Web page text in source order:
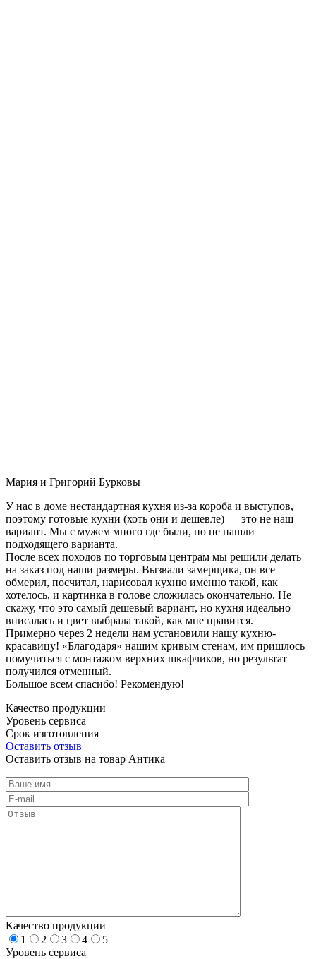
Мария и Григорий Бурковы
У нас в доме нестандартная кухня из-за короба и выступов,
поэтому готовые кухни (хоть они и дешевле) — это не наш
вариант. Мы с мужем много где были, но не нашли
подходящего варианта.
После всех походов по торговым центрам мы решили делать
на заказ под наши размеры. Вызвали замерщика, он все
обмерил, посчитал, нарисовал кухню именно такой, как
хотелось, и картинка в голове сложилась окончательно. Не
скажу, что это самый дешевый вариант, но кухня идеально
вписалась и цвет выбрала такой, как мне нравится.
Примерно через 2 недели нам установили нашу кухню-
красавицу! «Благодаря» нашим кривым стенам, им пришлось
помучиться с монтажом верхних шкафчиков, но результат
получился отменный.
Большое всем спасибо! Рекомендую!
Качество продукции
Уровень сервиса
Срок изготовления
Оставить отзыв
Оставить отзыв на товар Антика
Качество продукции
1
2 3 4
5
Уровень сервиса